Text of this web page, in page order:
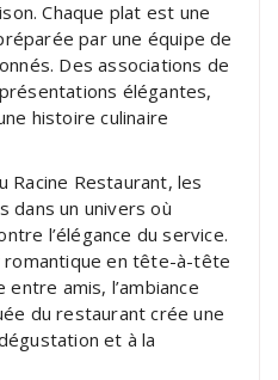
Chaque plat est une
par une équipe de
Des associations de
élégantes,
histoire culinaire
Racine Restaurant, les
dans un univers où
l’élégance du service.
romantique en tête-à-tête
amis, l’ambiance
du restaurant crée une
et à la